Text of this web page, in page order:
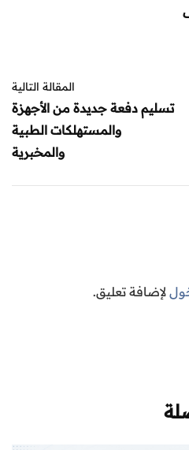
المقالة التالية
تسليم دفعة جديدة من الأجهزة
والمستهلكات الطبية
والمخبرية
لإضافة تعليق.